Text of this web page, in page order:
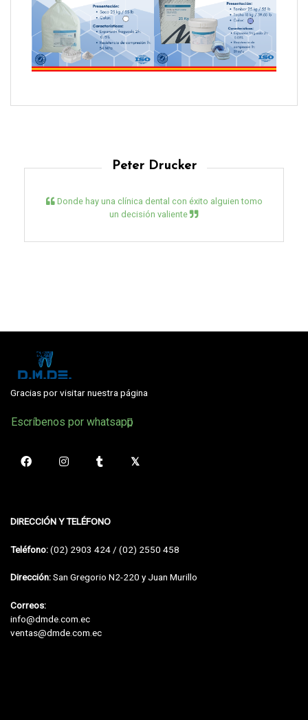
Peter Drucker
Donde hay una clínica dental con éxito alguien tomo
un decisión valiente
Gracias por visitar nuestra página
Escríbenos por whatsapp
DIRECCIÓN Y TELÉFONO
Teléfono:(02) 2903 424 / (02) 2550 458
Dirección:San Gregorio N2-220 y Juan Murillo
Correos:
info@dmde.com.ec
ventas@dmde.com.ec